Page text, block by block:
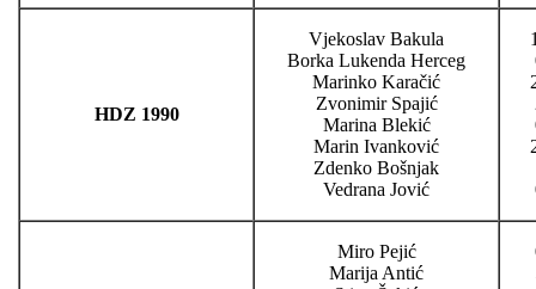
HDZ 1990
Vjekoslav Bakula
Borka Lukenda Herceg
Marinko Karačić
Zvonimir Spajić
Marina Blekić
Marin Ivanković
Zdenko Bošnjak
Vedrana Jović
Miro Pejić
Marija Antić